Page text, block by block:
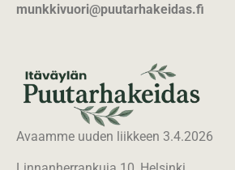
munkkivuori@puutarhakeidas.fi
Avaamme uuden liikkeen 3.4.2026